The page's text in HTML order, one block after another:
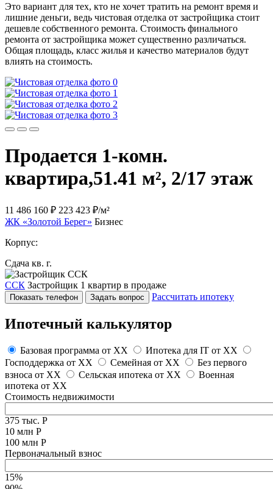
Это вариант для тех, кто не хочет тратить на ремонт время и
лишние деньги, ведь чистовая отделка от застройщика стоит
дешевле собственного ремонта. Стоимость финального
ремонта от застройщика может существенно различаться.
Общая площадь, класс жилья и качество материалов будут
влиять на стоимость.
Продается 1-комн.
квартира,51.41 м², 2/17 этаж
11 486 160 ₽ 223 423 ₽/м²
ЖК «Золотой Берег» Бизнес
Корпус:
Сдача кв. г.
ССК Застройщик 1 квартир в продаже
Показать телефон Задать вопрос Рассчитать ипотеку
Ипотечный калькулятор
Базовая программа от XX Ипотека для IT от XX
Господдержка от XX Семейная от XX
Без первого
взноса от XX Сельская ипотека от XX
Военная
ипотека от XX
Стоимость недвижимости
375 тыс. Р
10 млн Р
100 млн Р
Первоначальный взнос
15%